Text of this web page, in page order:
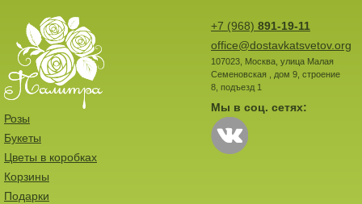
+7 (968) 891-19-11
office@dostavkatsvetov.org
107023, Москва, улица Малая
Семеновская , дом 9, строение
8, подъезд 1
Мы в соц. сетях:
Розы
Букеты
Цветы в коробках
Корзины
Подарки